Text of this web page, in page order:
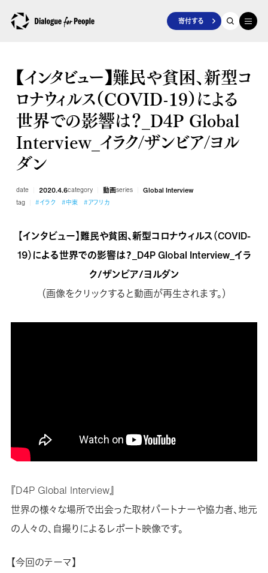
寄付する
【インタビュー】難民や貧困、新型コ
ロナウィルス（COVID-19）による
世界での影響は？_D4P Global
Interview_イラク/ザンビア/ヨル
ダン
date 2020.4.6category 動画series Global Interview
tag #イラク #中東 #アフリカ
【インタビュー】難民や貧困、新型コロナウィルス（COVID-
19）による世界での影響は？_D4P Global Interview_イラ
ク/ザンビア/ヨルダン
（画像をクリックすると動画が再生されます。）
『D4P Global Interview』
世界の様々な場所で出会った取材パートナーや協力者、地元
の人々の、自撮りによるレポート映像です。
【今回のテーマ】